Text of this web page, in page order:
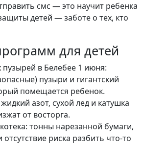
смс — это научит ребенка
детей — заботе о тех, кто
для детей
в Белебее 1 июня:
пузыри и гигантский
помещается ребенок.
азот, сухой лед и катушка
от восторга.
тонны нарезанной бумаги,
отсутствие риска разбить что-то